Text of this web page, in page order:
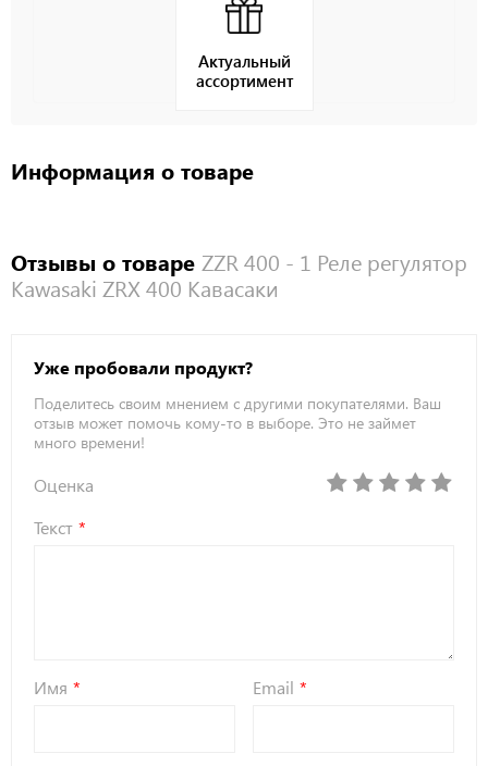
Актуальный
ассортимент
Информация о товаре
Отзывы о товаре ZZR 400 - 1 Реле регулятор
Kawasaki ZRX 400 Кавасаки
Уже пробовали продукт?
Поделитесь своим мнением с другими покупателями. Ваш
отзыв может помочь кому-то в выборе. Это не займет
много времени!
Оценка
Текст
Имя Email